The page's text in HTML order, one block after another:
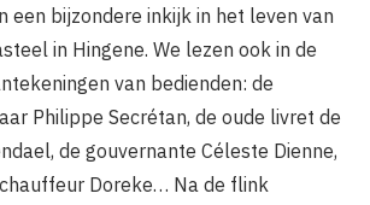
een bijzondere inkijk in het leven van
in Hingene. We lezen ook in de
van bedienden: de
Philippe Secrétan, de oude livret de
de gouvernante Céleste Dienne,
Doreke… Na de flink